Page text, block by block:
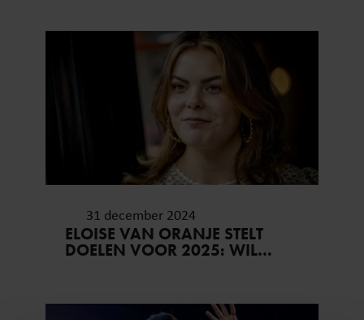
31 december 2024
ELOISE VAN ORANJE STELT
DOELEN VOOR 2025: WIL